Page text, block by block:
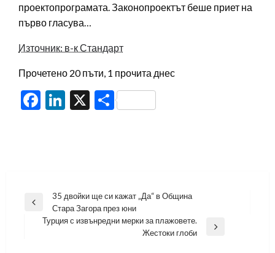
проектопрограмата. Законопроектът беше приет на
първо гласува…
Източник: в-к Стандарт
Прочетено 20 пъти, 1 прочита днес
Facebook
LinkedIn
X Share
Навигация
Previous
35 двойки ще си кажат „Да“ в Община
Стара Загора през юни
Турция с извънредни мерки за плажовете.
Жестоки глоби